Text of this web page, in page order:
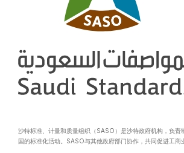
沙特标准、计量和质量组织（SASO）是沙特政府机构，负责
国的标准化活动。SASO与其他政府部门协作，共同促进工商